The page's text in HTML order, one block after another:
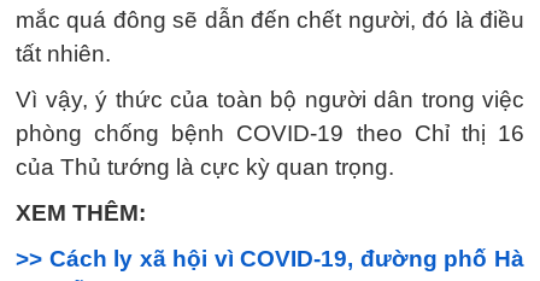
mắc quá đông sẽ dẫn đến chết người, đó là điều
tất nhiên.
Vì vậy, ý thức của toàn bộ người dân trong việc
phòng chống bệnh COVID-19 theo Chỉ thị 16
của Thủ tướng là cực kỳ quan trọng.
XEM THÊM:
>> Cách ly xã hội vì COVID-19, đường phố Hà